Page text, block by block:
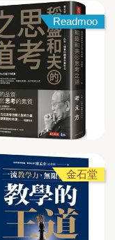
Readmoo
金石堂